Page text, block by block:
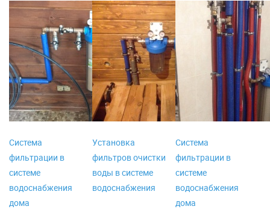
Система
фильтрации в
системе
водоснабжения
дома
Установка
фильтров очистки
воды в системе
водоснабжения
Система
фильтрации в
системе
водоснабжения
дома